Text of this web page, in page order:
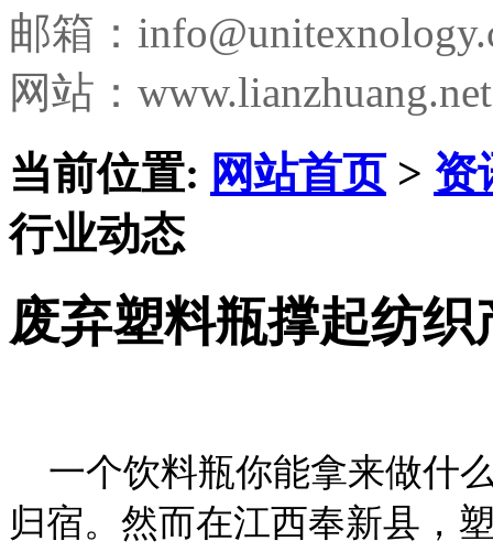
邮箱：
网站：www.lianzhuang.net
当前位置: 网站首页> 资
行业动态
废弃塑料瓶撑起纺织
一个饮料瓶你能拿来做什
归宿。然而在江西奉新县，